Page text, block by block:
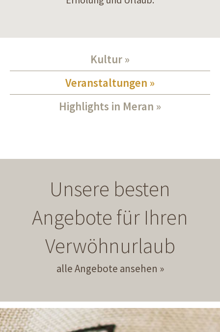
Kultur
Veranstaltungen
Highlights in Meran
Unsere besten
Angebote für Ihren
Verwöhnurlaub
alle Angebote ansehen